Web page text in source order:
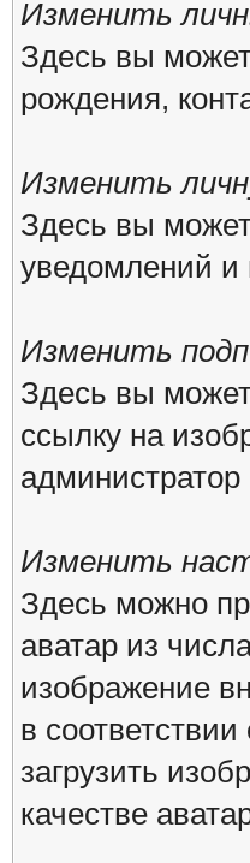
Изменить
Здесь вы
рождения,
Изменить
Здесь вы
уведомлений и
Изменить
Здесь вы
ссылку на
Изменить
Здесь можно
аватар из
изображение
в
загрузить
качестве